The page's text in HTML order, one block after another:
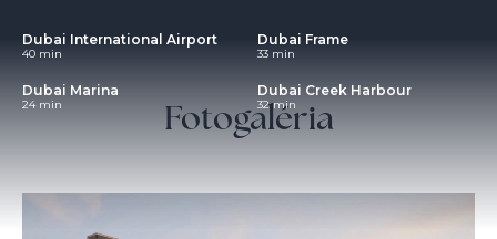
Dubai International Airport
40 min
Dubai Frame
33 min
Dubai Marina
24 min
Dubai Creek Harbour
32 min
Fotogaléria